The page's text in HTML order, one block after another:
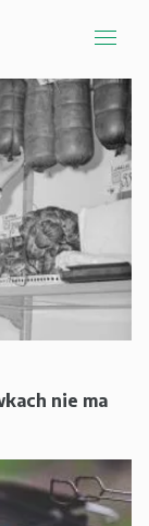
nie ma